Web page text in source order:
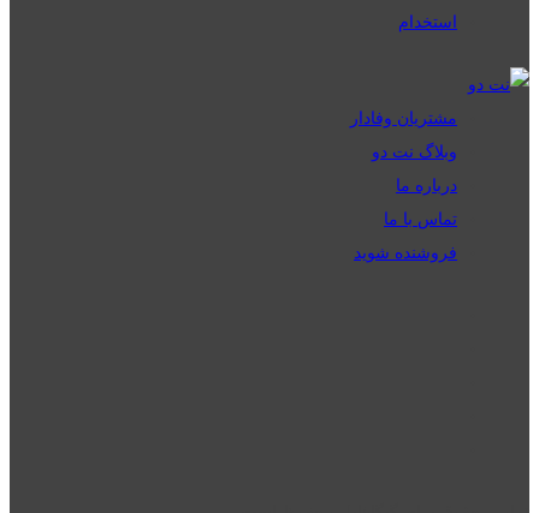
استخدام
مشتریان وفادار
وبلاگ نت دو
درباره ما
تماس با ما
فروشنده شوید